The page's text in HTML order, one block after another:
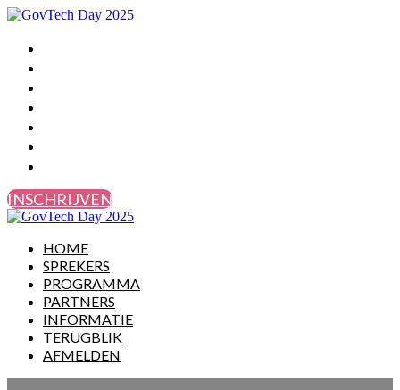
INSCHRIJVEN
HOME
SPREKERS
PROGRAMMA
PARTNERS
INFORMATIE
TERUGBLIK
AFMELDEN